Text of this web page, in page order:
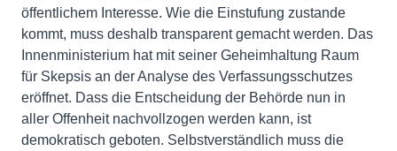
öffentlichem Interesse. Wie die Einstufung zustande
kommt, muss deshalb transparent gemacht werden. Das
Innenministerium hat mit seiner Geheimhaltung Raum
für Skepsis an der Analyse des Verfassungsschutzes
eröffnet. Dass die Entscheidung der Behörde nun in
aller Offenheit nachvollzogen werden kann, ist
demokratisch geboten. Selbstverständlich muss die